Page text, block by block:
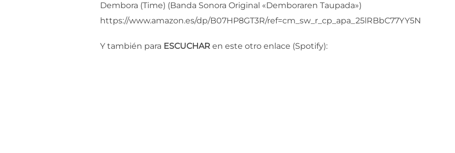
Dembora (Time) (Banda Sonora Original «Demboraren Taupada»)
https://www.amazon.es/dp/B07HP8GT3R/ref=cm_sw_r_cp_apa_25lRBbC77YY5N
Y también para ESCUCHAR en este otro enlace (Spotify):